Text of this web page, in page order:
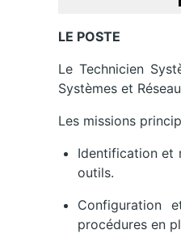
LE POSTE
Le Technicien
Systèmes et
Les missions
Identification et
outils.
Configuration
procédures en